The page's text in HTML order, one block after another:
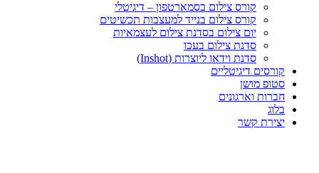
קורס צילום בסמארטפון – דיגיטלי
קורס צילום בנייד למעצבות תכשיטים
יום צילום בסדנת צילום לעצמאיות
סדנת צילום בעכו
סדנת וידאו ליוצרות (Inshot)
קורסים דיגיטליים
סטופ מושן
חברות וארגונים
בלוג
יצירת קשר